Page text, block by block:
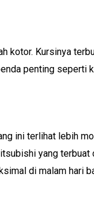
Kursinya
penting seperti
ini terlihat lebih
yang
di malam hari